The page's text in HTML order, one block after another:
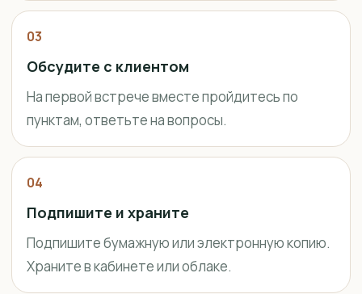
03
Обсудите с клиентом
На первой встрече вместе пройдитесь по
пунктам, ответьте на вопросы.
04
Подпишите и храните
Подпишите бумажную или электронную копию.
Храните в кабинете или облаке.